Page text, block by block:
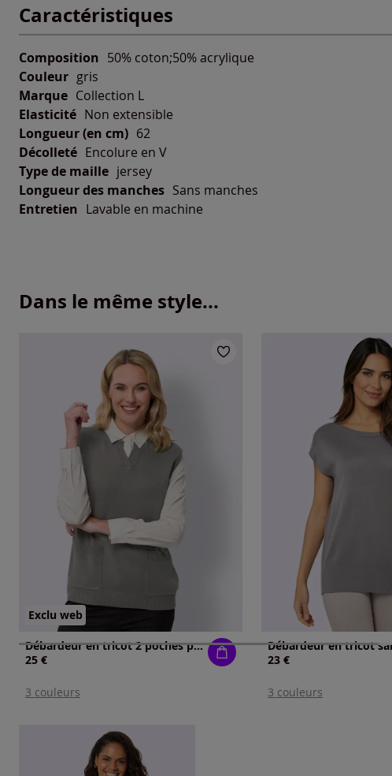
Caractéristiques
Composition 50% coton;50% acrylique
Couleur gris
Marque Collection L
Elasticité Non extensible
Longueur (en cm) 62
Décolleté Encolure en V
Type de maille jersey
Longueur des manches Sans manches
Entretien Lavable en machine
Dans le même style...
Exclu web
Débardeur en tricot 2 poches plaquées
25 €
3 couleurs
23 €
3 couleurs